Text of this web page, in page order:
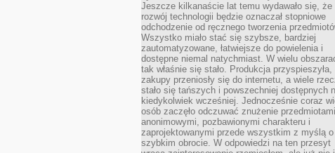
Jeszcze kilkanaście lat temu wydawało się, że
rozwój technologii będzie oznaczał stopniowe
odchodzenie od ręcznego tworzenia
Wszystko miało stać się szybsze, bardziej
zautomatyzowane, łatwiejsze do powielenia i
dostępne niemal natychmiast. W wielu
tak właśnie się stało. Produkcja przyspieszyła,
zakupy przeniosły się do internetu, a wiele
stało się tańszych i powszechniej dostępnych
kiedykolwiek wcześniej. Jednocześnie coraz
osób zaczęło odczuwać znużenie przedmiotami
anonimowymi, pozbawionymi charakteru i
zaprojektowanymi przede wszystkim z myślą o
szybkim obrocie. W odpowiedzi na ten przesyt